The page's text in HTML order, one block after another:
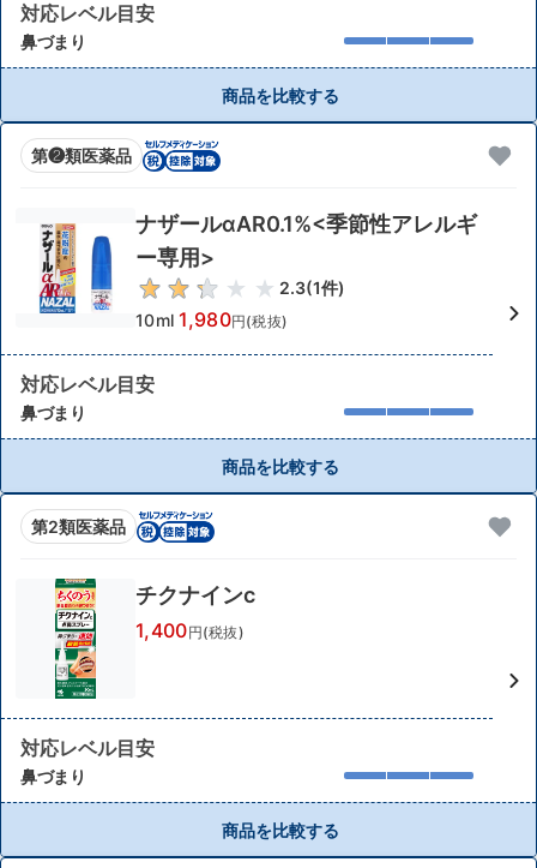
対応レベル目安
鼻づまり
商品を比較する
第❷類医薬品
ナザールαAR0.1%<季節性アレルギ
ー専用>
2.3(1件)
10ml 1,980円(税抜)
対応レベル目安
鼻づまり
商品を比較する
第2類医薬品
チクナインc
1,400円(税抜)
対応レベル目安
鼻づまり
商品を比較する